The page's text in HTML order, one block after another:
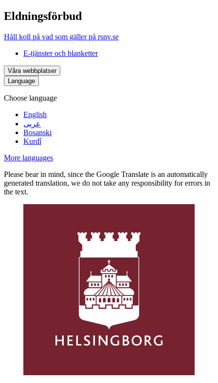
Eldningsförbud
Håll koll på vad som gäller på rsnv.se
E-tjänster och blanketter
Våra webbplatser
Language
Choose language
English
عربى
Bosanski
Kurdî
More languages
Please bear in mind, since the Google Translate is an automatically
generated translation, we do not take any responsibility for errors in
the text.